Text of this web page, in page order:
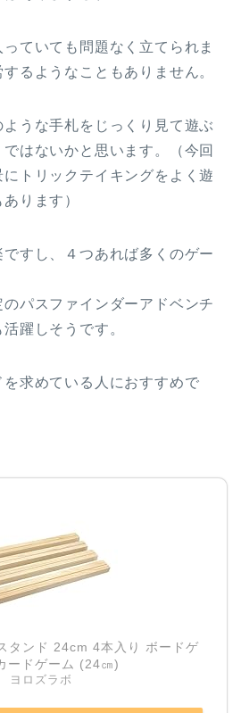
ていても問題なく立てられま
るようなこともありません。
ような手札をじっくり見て遊ぶ
はないかと思います。（今回
トリックテイキングをよく遊
ります）
すし、４つあれば多くのゲー
パスファインダーアドベンチ
躍しそうです。
求めている人におすすめで
タンド 24cm 4本入り ボードゲ
ードゲーム (24㎝)
ヨロズラボ